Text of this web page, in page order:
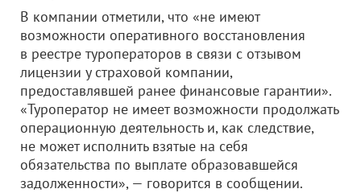
В компании отметили, что «не имеют
возможности оперативного восстановления
в реестре туроператоров в связи с отзывом
лицензии у страховой компании,
предоставлявшей ранее финансовые гарантии».
«Туроператор не имеет возможности продолжать
операционную деятельность и, как следствие,
не может исполнить взятые на себя
обязательства по выплате образовавшейся
задолженности», — говорится в сообщении.